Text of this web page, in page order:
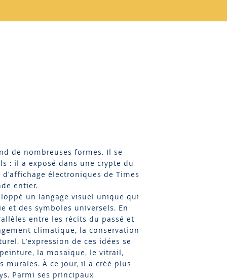
de nombreuses formes. Il se
: il a exposé dans une crypte du
électroniques de Times
entier.
un langage visuel unique qui
et des symboles universels. En
entre les récits du passé et
climatique, la conservation
L'expression de ces idées se
la mosaïque, le vitrail,
À ce jour, il a créé plus
Parmi ses principaux